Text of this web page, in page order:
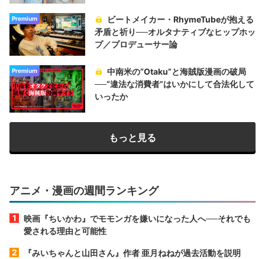
Premium
ビートメイカー・RhymeTubeが抱える
矛盾と祈り──オルタナティブなヒップホッ
プ／プロデューサー論
Premium
中南米の“Otaku”と海賊版漫画の破局
──“違法な消費者”はいかにして合法化して
いったか
もっと見る
アニメ・漫画の週間ランキング
映画『ちいかわ』でモモンガを嫌いになった人へ──それでも
愛される理由と可能性
『みいちゃんと山田さん』作者 亜月ねねが過去活動を説明